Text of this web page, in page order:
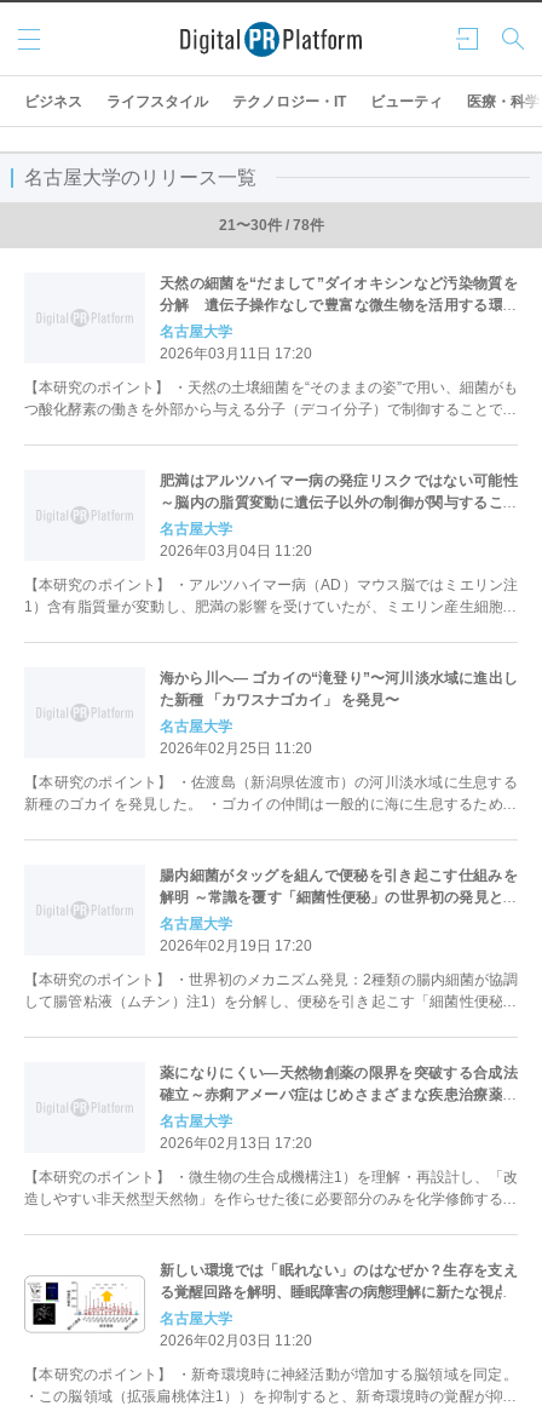
ログ
イン
検索
メニ
ュー
ビジネス ライフスタイル テクノロジー・IT ビューティ 医療・科学
名古屋大学のリリース一覧
21〜30件 / 78件
天然の細菌を“だまして”ダイオキシンなど汚染物質を
分解 遺伝子操作なしで豊富な微生物を活用する環境
浄化の新戦略
名古屋大学
2026年03月11日 17:20
【本研究のポイント】 ・天然の土壌細菌を“そのままの姿”で用い、細菌がも
つ酸化酵素の働きを外部から与える分子（デコイ分子）で制御することで、
肥満はアルツハイマー病の発症リスクではない可能性
～脳内の脂質変動に遺伝子以外の制御が関与すること
を示唆～
名古屋大学
2026年03月04日 11:20
【本研究のポイント】 ・アルツハイマー病（AD）マウス脳ではミエリン注
1）含有脂質量が変動し、肥満の影響を受けていたが、ミエリン産生細胞で
海から川へ― ゴカイの“滝登り”〜河川淡水域に進出し
た新種 「カワスナゴカイ」 を発見〜
名古屋大学
2026年02月25日 11:20
【本研究のポイント】 ・佐渡島（新潟県佐渡市）の河川淡水域に生息する
新種のゴカイを発見した。 ・ゴカイの仲間は一般的に海に生息するため、
腸内細菌がタッグを組んで便秘を引き起こす仕組みを
解明 ～常識を覆す「細菌性便秘」の世界初の発見と、
新たな治療薬開発に光明～
名古屋大学
2026年02月19日 17:20
【本研究のポイント】 ・世界初のメカニズム発見：2種類の腸内細菌が協調
して腸管粘液（ムチン）注1）を分解し、便秘を引き起こす「細菌性便秘」
薬になりにくい―天然物創薬の限界を突破する合成法
確立～赤痢アメーバ症はじめさまざまな疾患治療薬へ
の展開に期待～
名古屋大学
2026年02月13日 17:20
【本研究のポイント】 ・微生物の生合成機構注1）を理解・再設計し、「改
造しやすい非天然型天然物」を作らせた後に必要部分のみを化学修飾する新
新しい環境では「眠れない」のはなぜか？生存を支え
る覚醒回路を解明、睡眠障害の病態理解に新たな視点
名古屋大学
2026年02月03日 11:20
【本研究のポイント】 ・新奇環境時に神経活動が増加する脳領域を同定。
・この脳領域（拡張扁桃体注1））を抑制すると、新奇環境時の覚醒が抑制